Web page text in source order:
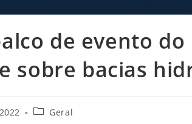
de evento
sobre bacias
Geral